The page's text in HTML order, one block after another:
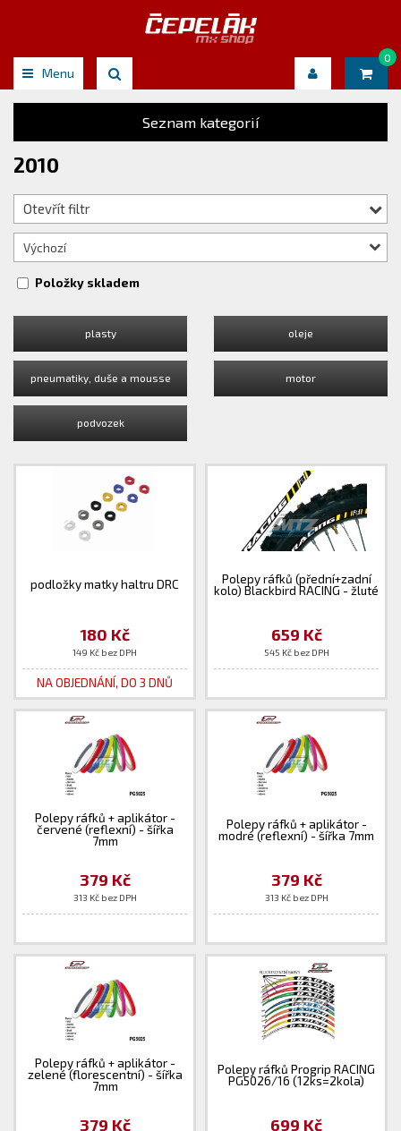
Menu
0
Seznam kategorií
2010
Otevřít filtr
Výchozí
Položky skladem
plasty oleje
pneumatiky, duše a mousse motor
podvozek
podložky matky haltru DRC
180 Kč
149 Kč bez DPH
NA OBJEDNÁNÍ, DO 3 DNŮ
Polepy ráfků (přední+zadní
kolo) Blackbird RACING - žluté
659 Kč
545 Kč bez DPH
Polepy ráfků + aplikátor -
červené (reflexní) - šířka
7mm
379 Kč
313 Kč bez DPH
Polepy ráfků + aplikátor -
modré (reflexní) - šířka 7mm
379 Kč
313 Kč bez DPH
Polepy ráfků + aplikátor -
zelené (florescentní) - šířka
7mm
379 Kč
Polepy ráfků Progrip RACING
PG5026/16 (12ks=2kola)
699 Kč